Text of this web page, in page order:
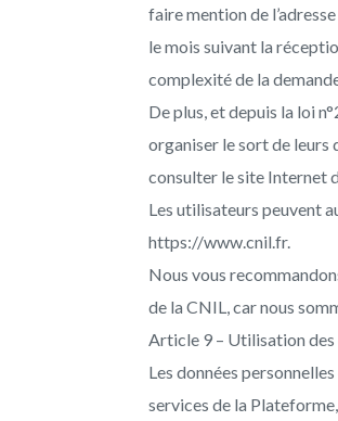
faire mention de
le mois suivant la
complexité de la
De plus, et depuis la loi
organiser le sort de leurs
consulter le site Internet
Les utilisateurs peuvent
https://www.cnil.fr.
Nous vous
de la CNIL, car nous
Article 9 – Utilisation des
Les données
services de la